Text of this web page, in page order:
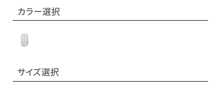
カラー選択
サイズ選択